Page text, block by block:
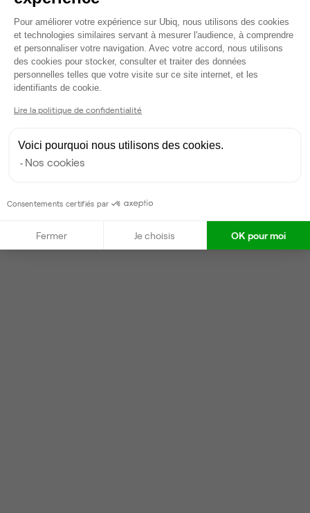
Voir tout
Gestionnaire de l'espace
Sara
Répond en quelques heures
Taux de réponse : 80%
Contacter
Plateforme de Gestion du
Pour améliorer votre expérience sur Ubiq, nous utilisons des cookies
et technologies similaires servant à mesurer l'audience, à comprendre
et personnaliser votre navigation. Avec votre accord, nous utilisons
des cookies pour stocker, consulter et traiter des données
personnelles telles que votre visite sur ce site internet, et les
identifiants de cookie.
Lire la politique de confidentialité
Voici pourquoi nous utilisons des cookies.
Nos cookies
Consentements certifiés par
Fermer Je choisis OK pour moi